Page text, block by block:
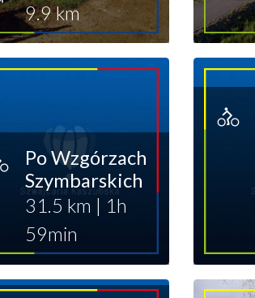
9.9 km
Po Wzgórzach
Szymbarskich
31.5 km | 1h
59min